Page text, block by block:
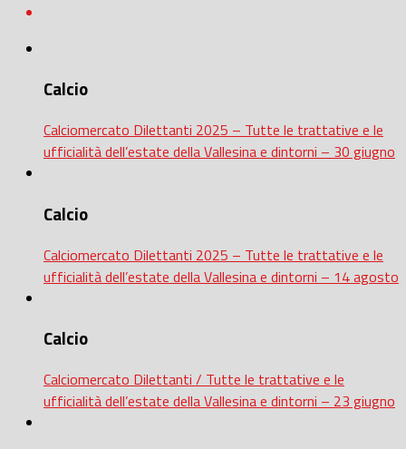
Calcio
Calciomercato Dilettanti 2025 – Tutte le trattative e le
ufficialità dell’estate della Vallesina e dintorni – 30 giugno
Calcio
Calciomercato Dilettanti 2025 – Tutte le trattative e le
ufficialità dell’estate della Vallesina e dintorni – 14 agosto
Calcio
Calciomercato Dilettanti / Tutte le trattative e le
ufficialità dell’estate della Vallesina e dintorni – 23 giugno